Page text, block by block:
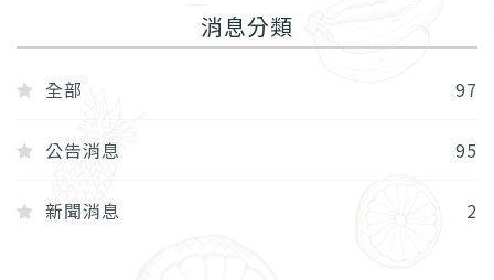
消息分類
全部 97
公告消息 95
新聞消息 2